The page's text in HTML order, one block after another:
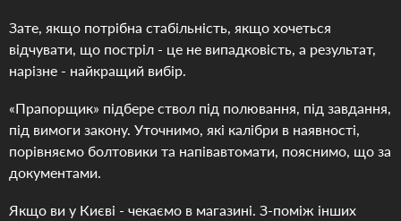
Зате, якщо потрібна стабільність, якщо хочеться
відчувати, що постріл - це не випадковість, а результат,
нарізне - найкращий вибір.
«Прапорщик» підбере ствол під полювання, під завдання,
під вимоги закону. Уточнимо, які калібри в наявності,
порівняємо болтовики та напівавтомати, пояснимо, що за
документами.
Якщо ви у Києві - чекаємо в магазині. З-поміж інших